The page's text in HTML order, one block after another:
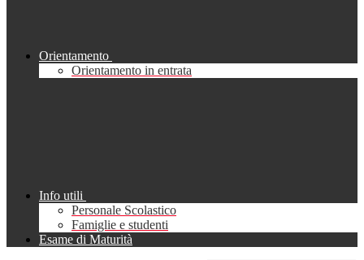
Orientamento
Orientamento in entrata
Info utili
Personale Scolastico
Famiglie e studenti
Esame di Maturità